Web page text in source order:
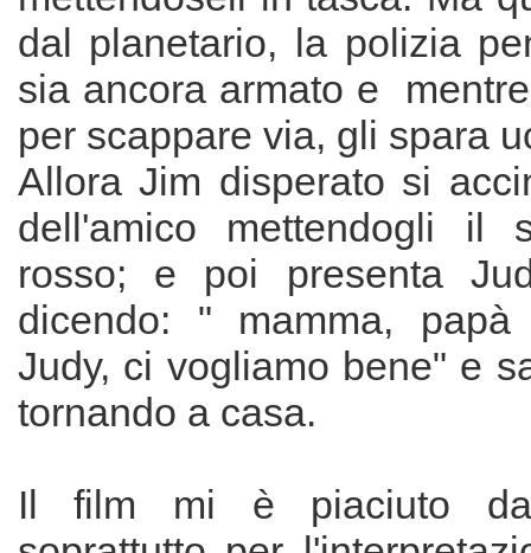
dal planetario, la polizia
sia ancora armato e
per scappare via, gli spara
Allora Jim disperato si
dell'amico mettendogli il
rosso; e poi presenta
dicendo: " mamma,
Judy, ci vogliamo bene" e
tornando a casa.
Il film mi è piaciuto